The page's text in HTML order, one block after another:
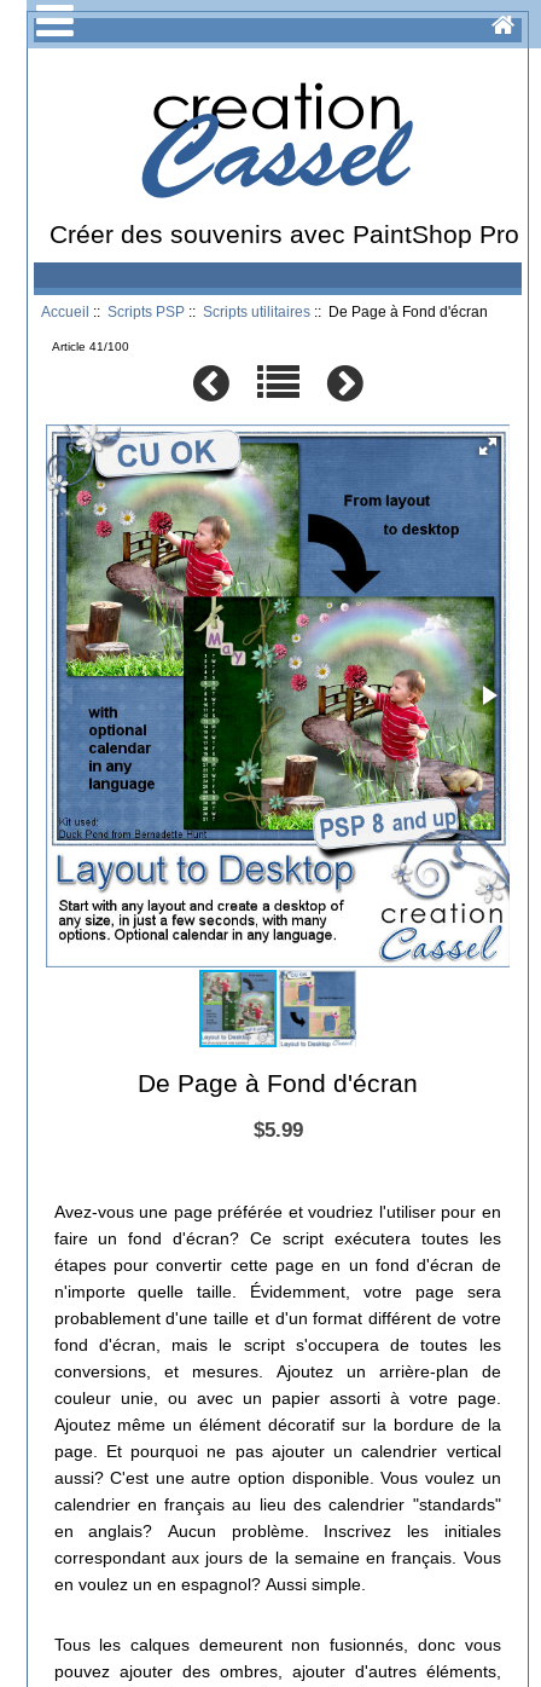
Créer des souvenirs avec PaintShop Pro
Accueil ::Scripts PSP ::Scripts utilitaires :: De Page à Fond d'écran
Article 41/100
De Page à Fond d'écran
$5.99
Avez-vous une page préférée et voudriez l'utiliser pour en
faire un fond d'écran? Ce script exécutera toutes les
étapes pour convertir cette page en un fond d'écran de
n'importe quelle taille. Évidemment, votre page sera
probablement d'une taille et d'un format différent de votre
fond d'écran, mais le script s'occupera de toutes les
conversions, et mesures. Ajoutez un arrière-plan de
couleur unie, ou avec un papier assorti à votre page.
Ajoutez même un élément décoratif sur la bordure de la
page. Et pourquoi ne pas ajouter un calendrier vertical
aussi? C'est une autre option disponible. Vous voulez un
calendrier en français au lieu des calendrier "standards"
en anglais? Aucun problème. Inscrivez les initiales
correspondant aux jours de la semaine en français. Vous
en voulez un en espagnol? Aussi simple.
Tous les calques demeurent non fusionnés, donc vous
pouvez ajouter des ombres, ajouter d'autres éléments,